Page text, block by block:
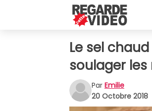
Le sel
soulager
Par Emilie
20 Octobre 2018